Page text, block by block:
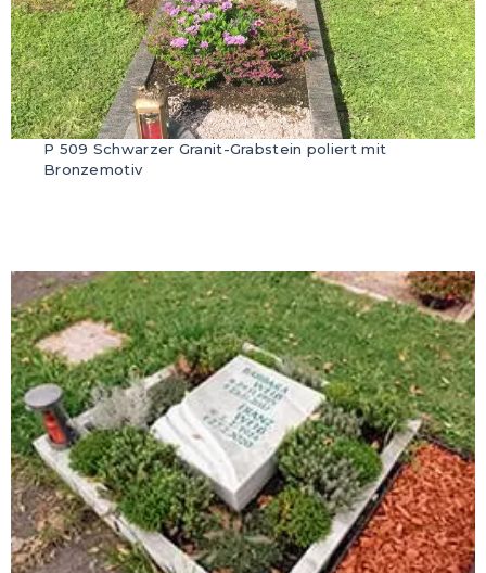
P 509 Schwarzer Granit-Grabstein poliert mit
Bronzemotiv